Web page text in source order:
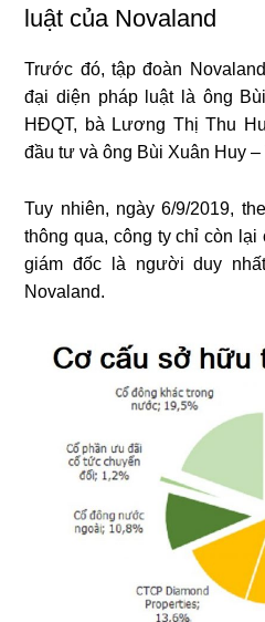
luật của Novaland
Trước đó, tập đoàn
đại diện pháp luật là ông
HĐQT, bà Lương Thị Thu
đầu tư và ông Bùi Xuân Huy –
Tuy nhiên, ngày 6/9/2019,
thông qua, công ty chỉ còn
giám đốc là người duy
Novaland.